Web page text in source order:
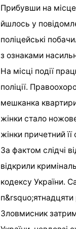
Прибувши на місце
йшлось у
поліцейські
з ознаками
На місці події
поліції.
мешканка
жінки стало
жінки причетний її
За фактом слідчі
відкрили
кодексу України.
п&rsquo;ятнадцяти
Зловмисник